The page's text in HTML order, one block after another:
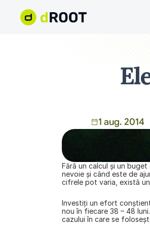
1 aug. 2014
Fără un calcul și un
nevoie și când este de
cifrele pot varia, există
Investiţi un efort
nou în fiecare 38 – 48
cazului în care se